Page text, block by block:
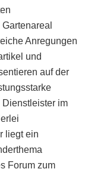
Anregungen
und
auf der
im
liegt ein
Forum zum